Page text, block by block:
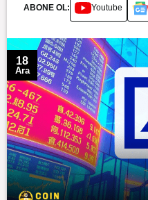
ABONE OL: Youtube
18
Ara